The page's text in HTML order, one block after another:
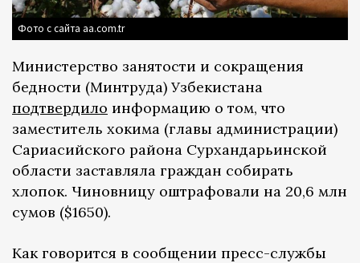
Фото с сайта aa.com.tr
Министерство занятости и сокращения
бедности (Минтруда) Узбекистана
подтвердило информацию о том, что
заместитель хокима (главы администрации)
Сариасийского района Сурхандарьинской
области заставляла граждан собирать
хлопок. Чиновницу оштрафовали на 20,6 млн
сумов ($1650).
Как говорится в сообщении пресс-службы